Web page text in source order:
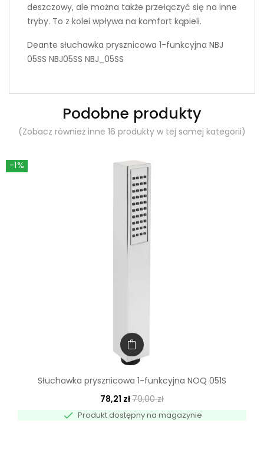
deszczowy, ale można także przełączyć się na inne
tryby. To z kolei wpływa na komfort kąpieli.
Deante słuchawka prysznicowa 1-funkcyjna NBJ
05SS NBJ05SS NBJ_05SS
Podobne produkty
(Zobacz również inne 16 produkty w tej samej kategorii)
-1%
Słuchawka prysznicowa 1-funkcyjna NOQ 051S
78,21 zł79,00 zł
 Produkt dostępny na magazynie